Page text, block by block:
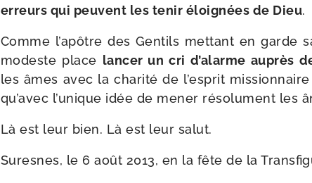
erreurs qui peuvent les tenir éloi­gnées de Dieu.
Comme l’apôtre des Gentils met­tant en garde
modeste place lan­cer un cri d’alarme auprès
les âmes avec la cha­ri­té de l’esprit
qu’avec l’unique idée de mener réso­lu­ment les
Là est leur bien. Là est leur salut.
Suresnes, le 6 août 2013, en la fête de la